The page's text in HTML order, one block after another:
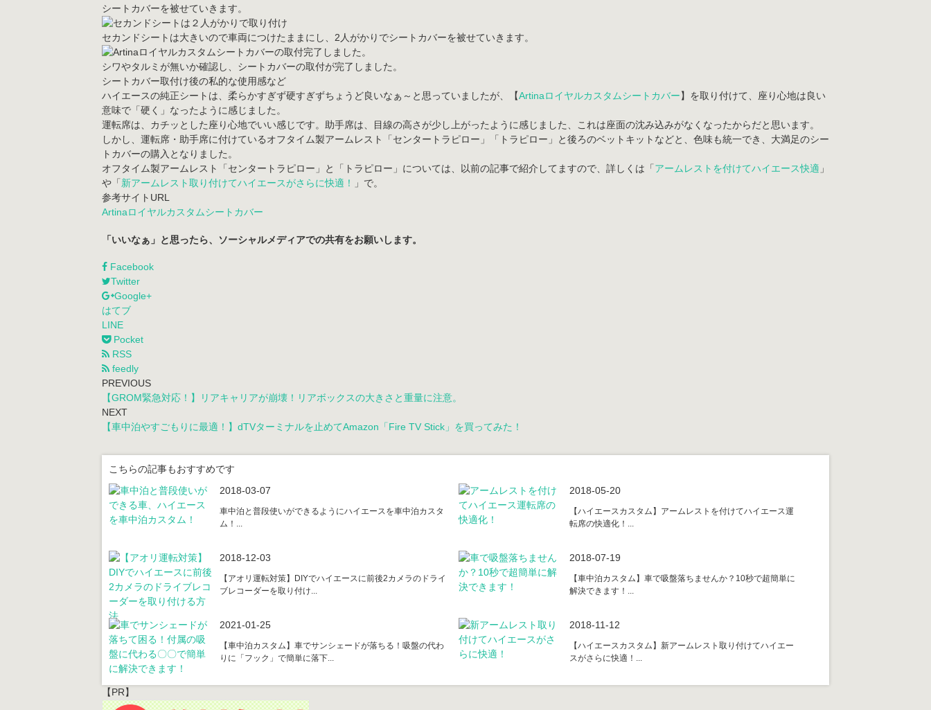
シートカバーを被せていきます。
セカンドシートは大きいので車両につけたままにし、2人がかりでシートカバーを被せていきます。
シワやタルミが無いか確認し、シートカバーの取付が完了しました。
シートカバー取付け後の私的な使用感など
ハイエースの純正シートは、柔らかすぎず硬すぎずちょうど良いなぁ～と思っていましたが、【Artinaロイヤルカスタムシートカバー】を取り付けて、座り心地は良い
意味で「硬く」なったように感じました。
運転席は、カチッとした座り心地でいい感じです。助手席は、目線の高さが少し上がったように感じました、これは座面の沈み込みがなくなったからだと思います。
しかし、運転席・助手席に付けているオフタイム製アームレスト「センタートラピロー」「トラピロー」と後ろのベットキットなどと、色味も統一でき、大満足のシー
トカバーの購入となりました。
オフタイム製アームレスト「センタートラピロー」と「トラピロー」については、以前の記事で紹介してますので、詳しくは「 アームレストを付けてハイエース快適 」
や「 新アームレスト取り付けてハイエースがさらに快適！
」で。
参考サイトURL
Artinaロイヤルカスタムシートカバー
「いいなぁ」と思ったら、ソーシャルメディアでの共有をお願いします。
Facebook
Twitter
Google+
はてブ
LINE
Pocket
RSS
feedly
PREVIOUS
【GROM緊急対応！】リアキャリアが崩壊！リアボックスの大きさと重量に注意。
NEXT
【車中泊やすごもりに最適！】dTVターミナルを止めてAmazon「Fire TV Stick」を買ってみた！
こちらの記事もおすすめです
2018-03-07
車中泊と普段使いができるようにハイエースを車中泊カスタ
ム！...
2018-05-20
【ハイエースカスタム】アームレストを付けてハイエース運
転席の快適化！...
2018-12-03
【アオリ運転対策】DIYでハイエースに前後2カメラのドライ
ブレコーダーを取り付け...
2018-07-19
【車中泊カスタム】車で吸盤落ちませんか？10秒で超簡単に
解決できます！...
2021-01-25
【車中泊カスタム】車でサンシェードが落ちる！吸盤の代わ
りに「フック」で簡単に落下...
2018-11-12
【ハイエースカスタム】新アームレスト取り付けてハイエー
スがさらに快適！...
【PR】